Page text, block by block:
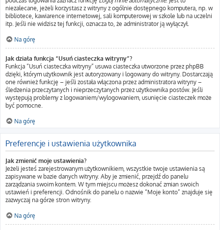
niezalecane, jeżeli korzystasz z witryny z ogólnie dostępnego komputera, np. w
bibliotece, kawiarence internetowej, sali komputerowej w szkole lub na uczelni
itp. Jeśli nie widzisz tej funkcji, oznacza to, że administrator ją wyłączył.
Na górę
Jak działa funkcja “Usuń ciasteczka witryny”?
Funkcja “Usuń ciasteczka witryny” usuwa ciasteczka utworzone przez phpBB
dzięki, którym użytkownik jest autoryzowany i logowany do witryny. Dostarczają
one również funkcję – jeśli została włączona przez administratora witryny –
śledzenia przeczytanych i nieprzeczytanych przez użytkownika postów. Jeśli
występują problemy z logowaniem/wylogowaniem, usunięcie ciasteczek może
być pomocne.
Na górę
Preferencje i ustawienia użytkownika
Jak zmienić moje ustawienia?
Jeżeli jesteś zarejestrowanym użytkownikiem, wszystkie twoje ustawienia są
zapisywane w bazie danych witryny. Aby je zmienić, przejdź do panelu
zarządzania swoim kontem. W tym miejscu możesz dokonać zmian swoich
ustawień i preferencji. Odnośnik do panelu o nazwie “Moje konto” znajduje się
zazwyczaj na górze stron witryny.
Na górę